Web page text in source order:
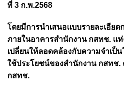
ที่ 3 ก.พ.2568
โดยมีการนำเสนอแบบรายละเอียด
ภายในอาคารสำนักงาน กสทช. แ
เปลี่ยนให้ลอดคล้องกับความจำเป็
ใช้ประโยชน์ของสำนักงาน กสทช.
กสทช.